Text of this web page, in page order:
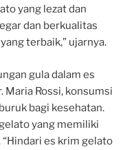
yang lezat dan
dan berkualitas
terbaik,” ujarnya.
gula dalam es
Maria Rossi, konsumsi
bagi kesehatan.
yang memiliki
es krim gelato